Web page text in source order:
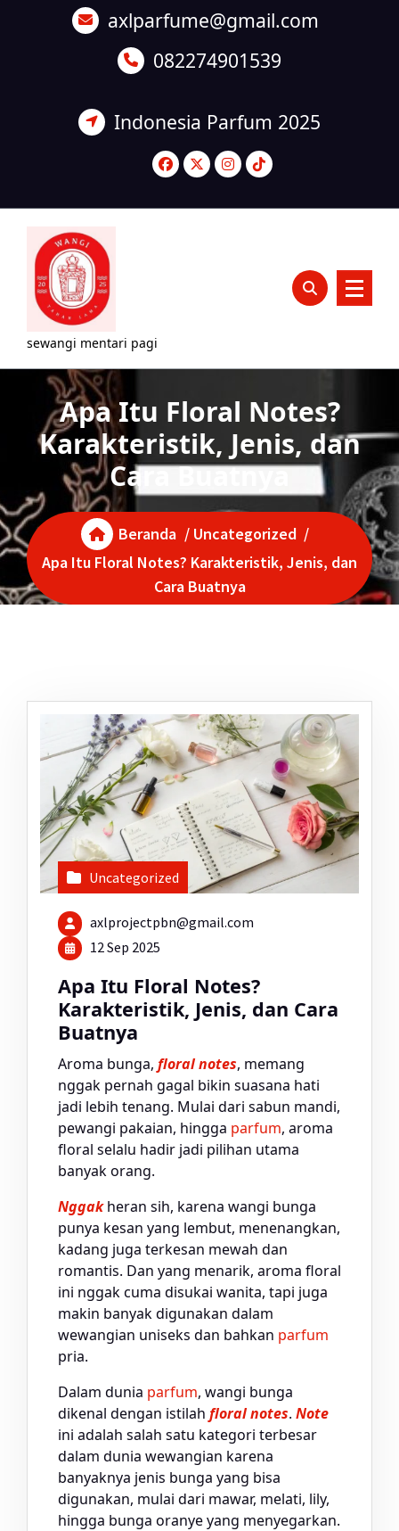
axlparfume@gmail.com
082274901539
Indonesia Parfum 2025
sewangi mentari pagi
Apa Itu Floral Notes?
Karakteristik, Jenis, dan
Cara Buatnya
Beranda / Uncategorized /
Apa Itu Floral Notes? Karakteristik, Jenis, dan
Cara Buatnya
Uncategorized
axlprojectpbn@gmail.com
12 Sep 2025
Apa Itu Floral Notes?
Karakteristik, Jenis, dan Cara
Buatnya
Aroma bunga, floral notes, memang
nggak pernah gagal bikin suasana hati
jadi lebih tenang. Mulai dari sabun mandi,
pewangi pakaian, hingga parfum, aroma
floral selalu hadir jadi pilihan utama
banyak orang.
Nggakheran sih, karena wangi bunga
punya kesan yang lembut, menenangkan,
kadang juga terkesan mewah dan
romantis. Dan yang menarik, aroma floral
ini nggak cuma disukai wanita, tapi juga
makin banyak digunakan dalam
wewangian uniseks dan bahkan parfum
pria.
Dalam dunia parfum, wangi bunga
dikenal dengan istilah floral notes. Note
ini adalah salah satu kategori terbesar
dalam dunia wewangian karena
banyaknya jenis bunga yang bisa
digunakan, mulai dari mawar, melati, lily,
hingga bunga oranye yang menyegarkan.